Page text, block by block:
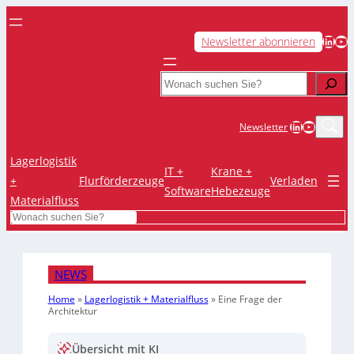
Newsletter abonnieren LinkedIn YouTube
Search
NewsletterLinkedIn
Lagerlogistik
+
Materialfluss
Flurförderzeuge
IT +
Software
Krane +
Hebezeuge
Verladen
Search
NEWS
Home » Lagerlogistik + Materialfluss» Eine Frage der
Architektur
Übersicht mit KI